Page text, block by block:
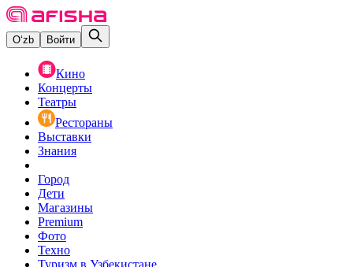
O‘zb Войти
Кино
Концерты
Театры
Рестораны
Выставки
Знания
Город
Дети
Магазины
Premium
Фото
Техно
Туризм в Узбекистане